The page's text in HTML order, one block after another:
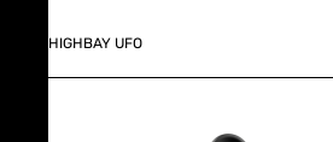
HIGHBAY UFO